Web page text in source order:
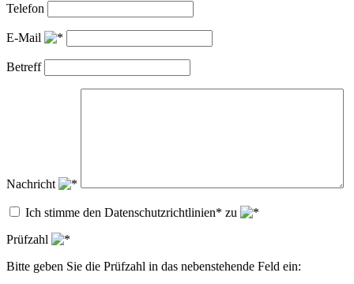
Telefon
E-Mail
Betreff
Nachricht
Ich stimme den Datenschutzrichtlinien* zu
Prüfzahl
Bitte geben Sie die Prüfzahl in das nebenstehende Feld ein: